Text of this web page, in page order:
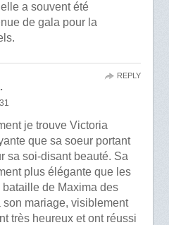
a souvent été
de gala pour la
je trouve Victoria
que sa soeur portant
sa soi-disant beauté. Sa
plus élégante que les
de Maxima des
mariage, visiblement
très heureux et ont réussi
REPLY